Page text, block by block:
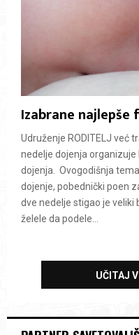
Izabrane
Udruženje RODITELJ već
nedelje dojenja
dojenja. Ovogodišnja
dojenje, pobednički poen
dve nedelje stigao je
želele da podele...
UČITAJ